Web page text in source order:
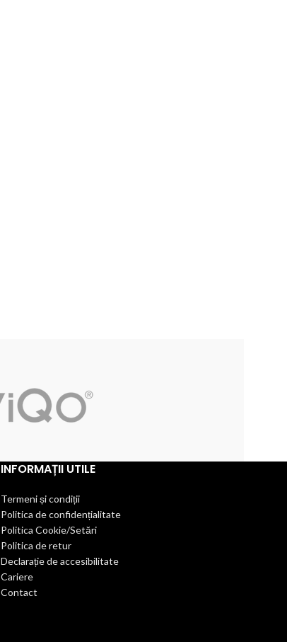
INFORMAȚII UTILE
Termeni și condiții
Politica de confidențialitate
Politica Cookie/Setări
Politica de retur
Declarație de accesibilitate
Cariere
Contact